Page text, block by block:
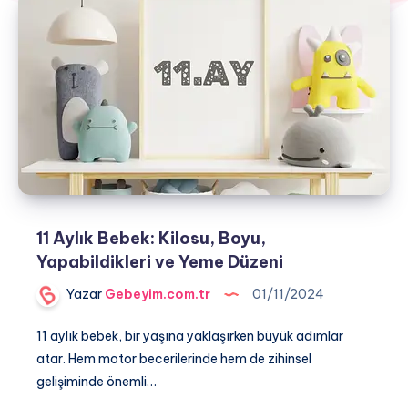
11 Aylık Bebek: Kilosu, Boyu,
Yapabildikleri ve Yeme Düzeni
Yazar Gebeyim.com.tr 01/11/2024
11 aylık bebek, bir yaşına yaklaşırken büyük adımlar
atar. Hem motor becerilerinde hem de zihinsel
gelişiminde önemli…